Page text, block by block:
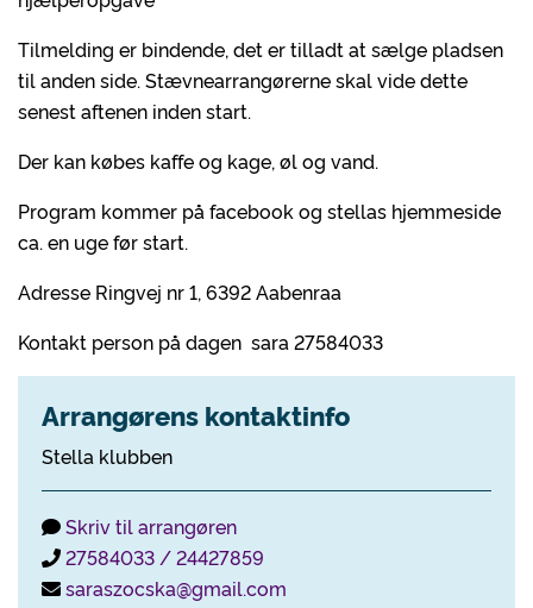
Tilmelding er bindende, det er tilladt at sælge pladsen
til anden side. Stævnearrangørerne skal vide dette
senest aftenen inden start.
Der kan købes kaffe og kage, øl og vand.
Program kommer på facebook og stellas hjemmeside
ca. en uge før start.
Adresse Ringvej nr 1, 6392 Aabenraa
Kontakt person på dagen sara 27584033
Arrangørens kontaktinfo
Stella klubben
Skriv til arrangøren
27584033 / 24427859
saraszocska@gmail.com